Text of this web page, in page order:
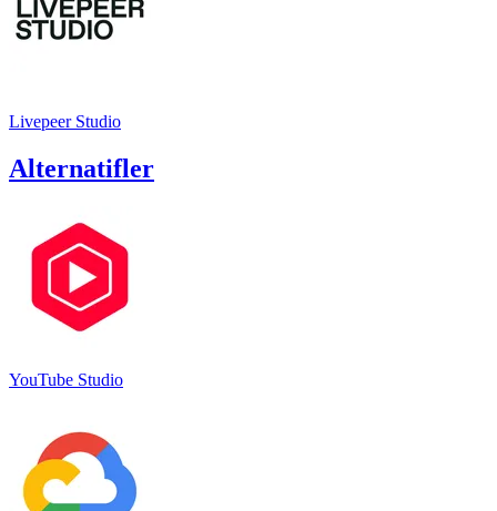
Livepeer Studio
Alternatifler
YouTube Studio